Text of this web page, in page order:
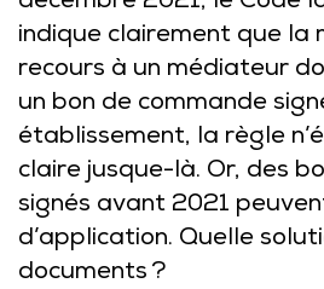
indique clairement que la
recours à un médiateur
un bon de commande
établissement, la règle
claire jusque-là. Or, des
signés avant 2021
d’application. Quelle
documents ?